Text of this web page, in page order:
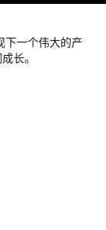
下一个伟大的产
长。